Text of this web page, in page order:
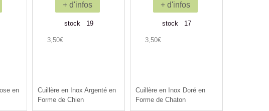
en
+ d'infos
stock 19
3,50€
Cuillère en Inox Argenté en
Forme de Chien
+ d'infos
stock 17
3,50€
Cuillère en Inox Doré en
Forme de Chaton